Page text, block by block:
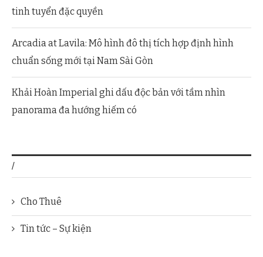
tinh tuyển đặc quyền
Arcadia at Lavila: Mô hình đô thị tích hợp định hình
chuẩn sống mới tại Nam Sài Gòn
Khải Hoàn Imperial ghi dấu độc bản với tầm nhìn
panorama đa hướng hiếm có
/
Cho Thuê
Tin tức – Sự kiện